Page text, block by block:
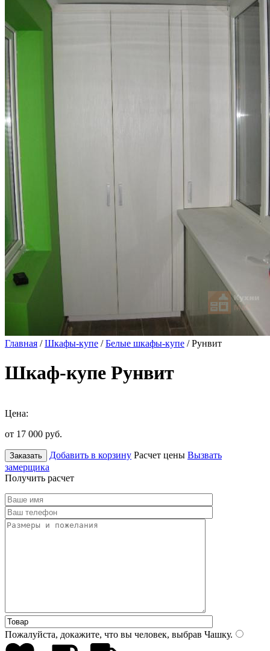
Главная /Шкафы-купе /Белые шкафы-купе / Рунвит
Шкаф-купе Рунвит
Цена:
от 17 000 руб.
Заказать Добавить в корзину Расчет цены Вызвать
замерщика
Получить расчет
Пожалуйста, докажите, что вы человек, выбрав Чашку.